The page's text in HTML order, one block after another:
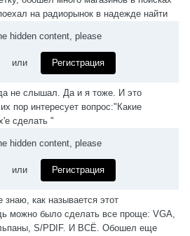
на радиорынок в надежде найти
hidden content, please
или Регистрация
не слышал. Да и я тоже. И это
пор интересует вопрос:"Какие
сделать "
hidden content, please
или Регистрация
как называется этот
можно было сделать все проще: VGA,
S/PDIF. И ВСЁ. Обошел еще